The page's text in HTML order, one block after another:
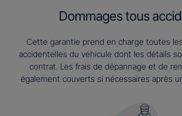
Dommages tous
Cette garantie prend en charge toutes
accidentelles du véhicule dont les détails
contrat. Les frais de dépannage et de
également couverts si nécessaires après